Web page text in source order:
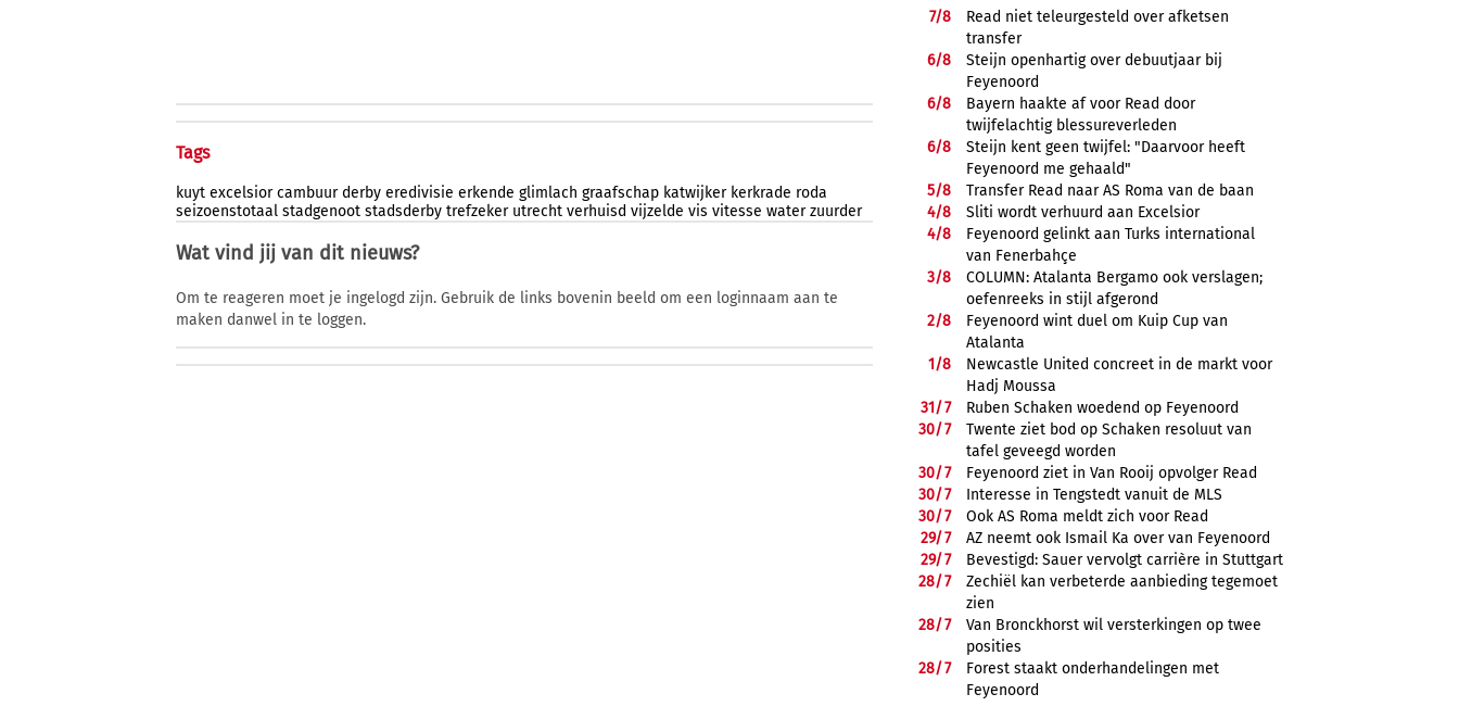
Tags
kuyt excelsior cambuur derby eredivisie erkende glimlach graafschap katwijker kerkrade roda
seizoenstotaal stadgenoot stadsderby trefzeker utrecht verhuisd vijzelde vis vitesse water zuurder
Wat vind jij van dit nieuws?
Om te reageren moet je ingelogd zijn. Gebruik de links bovenin beeld om een loginnaam aan te
maken danwel in te loggen.
7/8
Read niet teleurgesteld over afketsen
transfer
6/8
Steijn openhartig over debuutjaar bij
Feyenoord
6/8
Bayern haakte af voor Read door
twijfelachtig blessureverleden
6/8
Steijn kent geen twijfel: "Daarvoor heeft
Feyenoord me gehaald"
5/8
Transfer Read naar AS Roma van de baan
4/8
Sliti wordt verhuurd aan Excelsior
4/8
Feyenoord gelinkt aan Turks international
van Fenerbahçe
3/8
COLUMN: Atalanta Bergamo ook verslagen;
oefenreeks in stijl afgerond
2/8
Feyenoord wint duel om Kuip Cup van
Atalanta
1/8
Newcastle United concreet in de markt voor
Hadj Moussa
31/7
Ruben Schaken woedend op Feyenoord
30/7
Twente ziet bod op Schaken resoluut van
tafel geveegd worden
30/7
Feyenoord ziet in Van Rooij opvolger Read
30/7
Interesse in Tengstedt vanuit de MLS
30/7
Ook AS Roma meldt zich voor Read
29/7
AZ neemt ook Ismail Ka over van Feyenoord
29/7
Bevestigd: Sauer vervolgt carrière in Stuttgart
28/7
Zechiël kan verbeterde aanbieding tegemoet
zien
28/7
Van Bronckhorst wil versterkingen op twee
posities
28/7
Forest staakt onderhandelingen met
Feyenoord